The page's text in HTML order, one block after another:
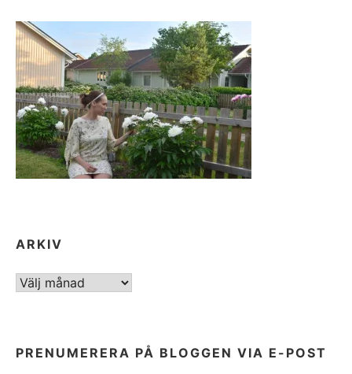
ARKIV
ARKIV
PRENUMERERA PÅ BLOGGEN VIA E-POST